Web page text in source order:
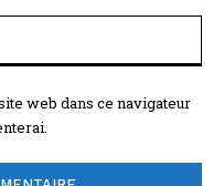
web dans ce navigateur